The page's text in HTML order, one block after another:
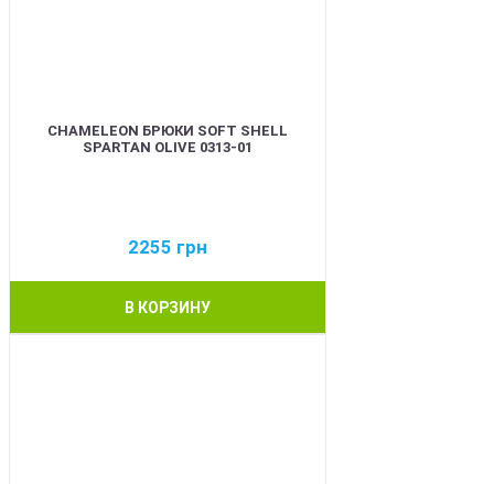
CHAMELEON БРЮКИ SOFT SHELL
SPARTAN OLIVE 0313-01
2255 грн
В КОРЗИНУ